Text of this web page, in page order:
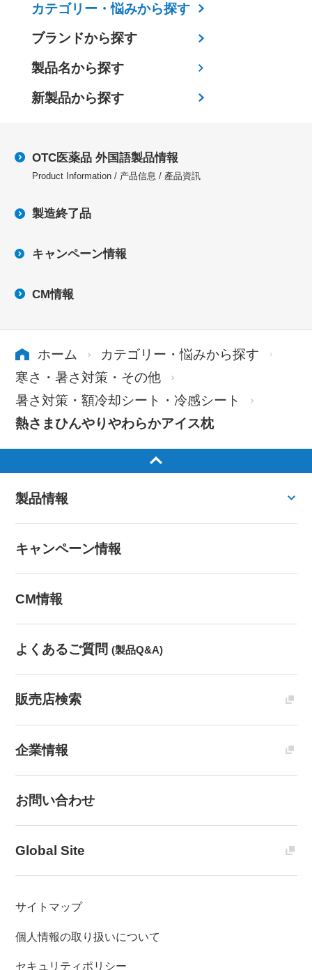
カテゴリー・悩みから探す
ブランドから探す
製品名から探す
新製品から探す
OTC医薬品 外国語製品情報
Product Information / 产品信息 / 產品資訊
製造終了品
キャンペーン情報
CM情報
ホーム
カテゴリー・悩みから探す
寒さ・暑さ対策・その他
暑さ対策・額冷却シート・冷感シート
熱さまひんやりやわらかアイス枕
製品情報
キャンペーン情報
CM情報
よくあるご質問 (製品Q&A)
販売店検索
企業情報
お問い合わせ
Global Site
サイトマップ
個人情報の取り扱いについて
セキュリティポリシー